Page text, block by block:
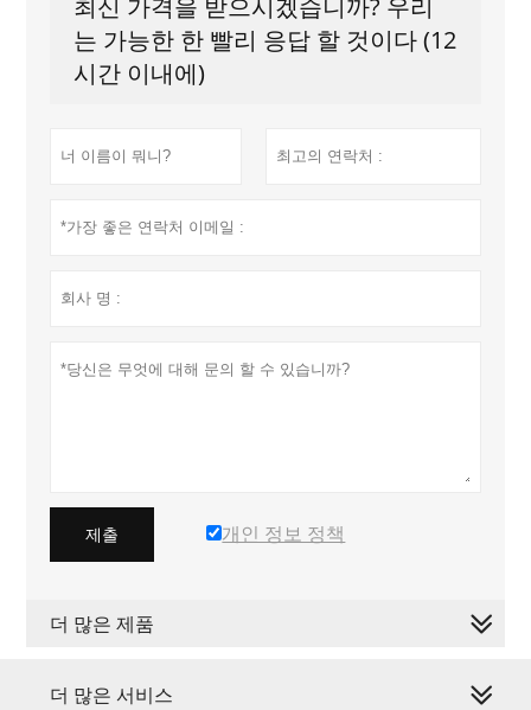
는 가능한 한 빨리 응답 할 것이다 (12
시간 이내에)
제출 개인 정보 정책
더 많은 제품
더 많은 서비스